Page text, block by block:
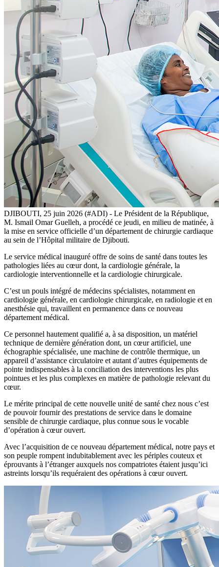
DJIBOUTI, 25 juin 2026 (#ADI) - Le Président de la République,
M. Ismail Omar Guelleh, a procédé ce jeudi, en milieu de matinée, à
la mise en service officielle d’un département de chirurgie cardiaque
au sein de l’Hôpital militaire de Djibouti.
Le service médical inauguré offre de soins de santé dans toutes les
pathologies liées au cœur dont, la cardiologie générale, la
cardiologie interventionnelle et la cardiologie chirurgicale.
C’est un pouls intégré de médecins spécialistes, notamment en
cardiologie générale, en cardiologie chirurgicale, en radiologie et en
anesthésie qui, travaillent en permanence dans ce nouveau
département médical.
Ce personnel hautement qualifié a, à sa disposition, un matériel
technique de dernière génération dont, un cœur artificiel, une
échographie spécialisée, une machine de contrôle thermique, un
appareil d’assistance circulatoire et autant d’autres équipements de
pointe indispensables à la conciliation des interventions les plus
pointues et les plus complexes en matière de pathologie relevant du
cœur.
Le mérite principal de cette nouvelle unité de santé chez nous c’est
de pouvoir fournir des prestations de service dans le domaine
sensible de chirurgie cardiaque, plus connue sous le vocable
d’opération à cœur ouvert.
Avec l’acquisition de ce nouveau département médical, notre pays et
son peuple rompent indubitablement avec les périples couteux et
éprouvants à l’étranger auxquels nos compatriotes étaient jusqu’ici
astreints lorsqu’ils requéraient des opérations à cœur ouvert.